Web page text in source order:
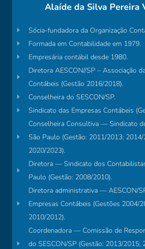
Alaíde da Silva Pereira
Sócia-fundadora da Organização
Formada em Contabilidade em 1979.
Empresária contábil desde 1980.
Diretora AESCON//SP – Associação
Contábeis (Gestão 2016/2018).
Conselheira do SESCON/SP.
Sindicato das Empresas Contábeis
Conselheira Consultiva — Sindicato
São Paulo (Gestão: 2011/2013;
2020/2023).
Diretora — Sindicato dos
Paulo (Gestão: 2008/2010).
Diretora administrativa — AESCON/
Empresas Contábeis (Gestões 2004/
2010/2012).
Coordenadora — Comissão de
do SESCON/SP (Gestão: 2013/2015;